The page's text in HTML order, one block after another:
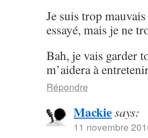
Je suis trop
essayé, mais je ne
Bah, je vais garder
m’aidera à
Répondre
Mackiesays:
11 novembre